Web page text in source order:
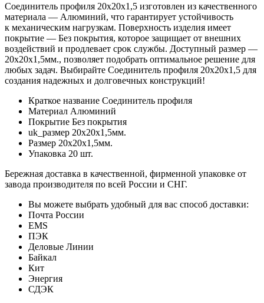
Соединитель профиля 20х20х1,5 изготовлен из качественного
материала — Алюминий, что гарантирует устойчивость
к механическим нагрузкам. Поверхность изделия имеет
покрытие — Без покрытия, которое защищает от внешних
воздействий и продлевает срок службы. Доступный размер —
20х20х1,5мм., позволяет подобрать оптимальное решение для
любых задач. Выбирайте Соединитель профиля 20х20х1,5 для
создания надежных и долговечных конструкций!
Краткое название Соединитель профиля
Материал Алюминий
Покрытие Без покрытия
uk_размер 20х20х1,5мм.
Размер 20х20х1,5мм.
Упаковка 20 шт.
Бережная доставка в качественной, фирменной упаковке от
завода производителя по всей России и СНГ.
Вы можете выбрать удобный для вас способ доставки:
Почта России
EMS
ПЭК
Деловые Линии
Байкал
Кит
Энергия
СДЭК